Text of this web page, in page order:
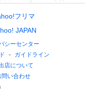
フリマ
JAPAN
シーセンター
ガイドライン
店について
い合わせ